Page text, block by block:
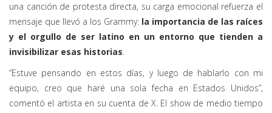
una canción de protesta directa, su carga emocional refuerza el
mensaje que llevó a los Grammy: la importancia de las raíces
y el orgullo de ser latino en un entorno que tienden a
invisibilizar esas historias.
“Estuve pensando en estos días, y luego de hablarlo con mi
equipo, creo que haré una sola fecha en Estados Unidos”,
comentó el artista en su cuenta de X. El show de medio tiempo